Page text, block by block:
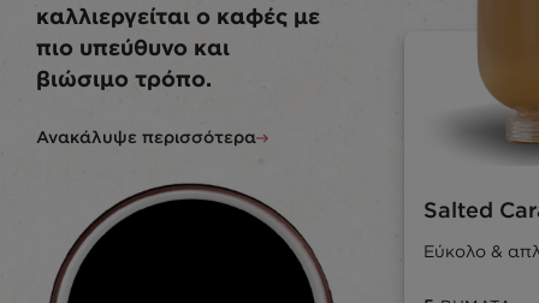
καλλιεργείται ο καφές με
πιο υπεύθυνο και
βιώσιμο τρόπο.
Ανακάλυψε περισσότερα
Salted
Εύκολο &